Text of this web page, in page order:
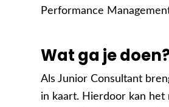
Performance
Wat ga je
Als Junior Consultant
in kaart. Hierdoor kan het